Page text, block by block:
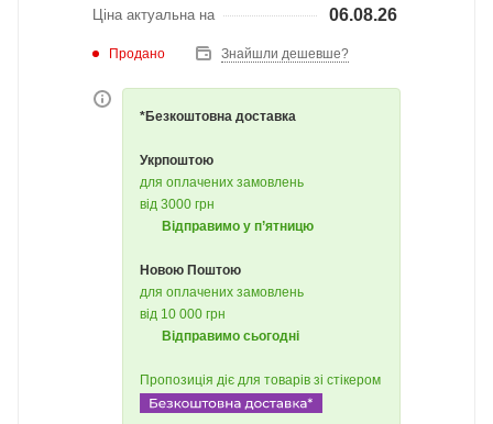
Ціна актуальна на 06.08.26
Продано Знайшли дешевше?
*Безкоштовна доставка
Укрпоштою
для оплачених замовлень
від 3000 грн
Відправимо у п’ятницю
Новою Поштою
для оплачених замовлень
від 10 000 грн
Відправимо сьогодні
Пропозиція діє для товарів зі стікером